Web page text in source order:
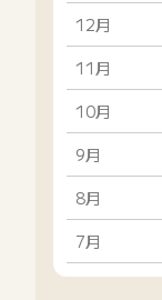
12月
11月
10月
9月
8月
7月